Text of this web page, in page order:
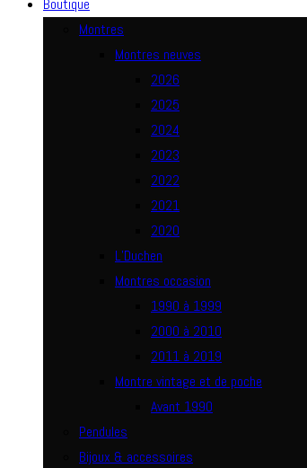
Boutique
Montres
Montres neuves
2026
2025
2024
2023
2022
2021
2020
L’Duchen
Montres occasion
1990 à 1999
2000 à 2010
2011 à 2019
Montre vintage et de poche
Avant 1990
Pendules
Bijoux & accessoires